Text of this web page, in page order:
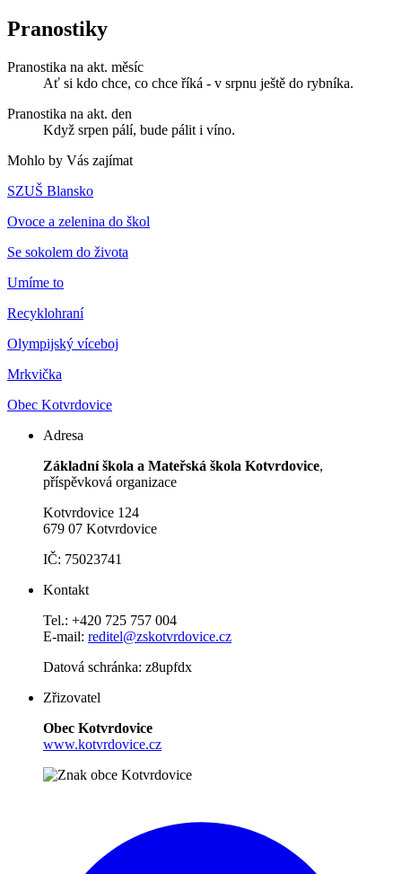
Pranostiky
Pranostika na akt. měsíc
Ať si kdo chce, co chce říká - v srpnu ještě do rybníka.
Pranostika na akt. den
Když srpen pálí, bude pálit i víno.
Mohlo by Vás zajímat
SZUŠ Blansko
Ovoce a zelenina do škol
Se sokolem do života
Umíme to
Recyklohraní
Olympijský víceboj
Mrkvička
Obec Kotvrdovice
Adresa
Základní škola a Mateřská škola Kotvrdovice,
příspěvková organizace
Kotvrdovice 124
679 07 Kotvrdovice
IČ: 75023741
Kontakt
Tel.: +420 725 757 004
E-mail: reditel@zskotvrdovice.cz
Datová schránka: z8upfdx
Zřizovatel
Obec Kotvrdovice
www.kotvrdovice.cz